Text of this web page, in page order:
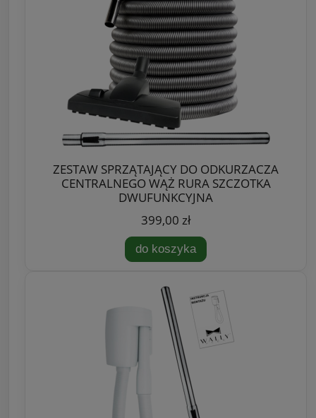
ZESTAW SPRZĄTAJĄCY DO ODKURZACZA
CENTRALNEGO WĄŻ RURA SZCZOTKA
DWUFUNKCYJNA
399,00 zł
do koszyka